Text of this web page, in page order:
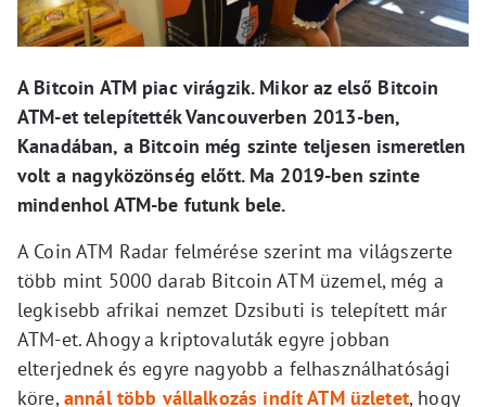
A Bitcoin ATM piac virágzik. Mikor az első Bitcoin
ATM-et telepítették Vancouverben 2013-ben,
Kanadában, a Bitcoin még szinte teljesen ismeretlen
volt a nagyközönség előtt. Ma 2019-ben szinte
mindenhol ATM-be futunk bele.
A Coin ATM Radar felmérése szerint ma világszerte
több mint 5000 darab Bitcoin ATM üzemel, még a
legkisebb afrikai nemzet Dzsibuti is telepített már
ATM-et. Ahogy a kriptovaluták egyre jobban
elterjednek és egyre nagyobb a felhasználhatósági
köre,annál több vállalkozás indít ATM üzletet, hogy